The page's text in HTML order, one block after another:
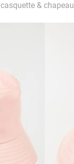
casquette & chapeau